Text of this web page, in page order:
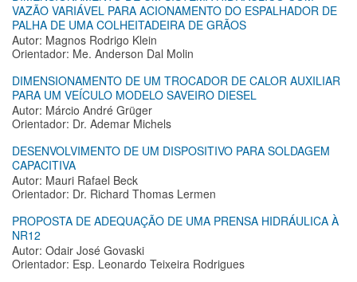
VAZÃO VARIÁVEL PARA ACIONAMENTO DO ESPALHADOR DE
PALHA DE UMA COLHEITADEIRA DE GRÃOS
Autor: Magnos Rodrigo Klein
Orientador: Me. Anderson Dal Molin
DIMENSIONAMENTO DE UM TROCADOR DE CALOR AUXILIAR
PARA UM VEÍCULO MODELO SAVEIRO DIESEL
Autor: Márcio André Grüger
Orientador: Dr. Ademar Michels
DESENVOLVIMENTO DE UM DISPOSITIVO PARA SOLDAGEM
CAPACITIVA
Autor: Mauri Rafael Beck
Orientador: Dr. Richard Thomas Lermen
PROPOSTA DE ADEQUAÇÃO DE UMA PRENSA HIDRÁULICA À
NR12
Autor: Odair José Govaski
Orientador: Esp. Leonardo Teixeira Rodrigues